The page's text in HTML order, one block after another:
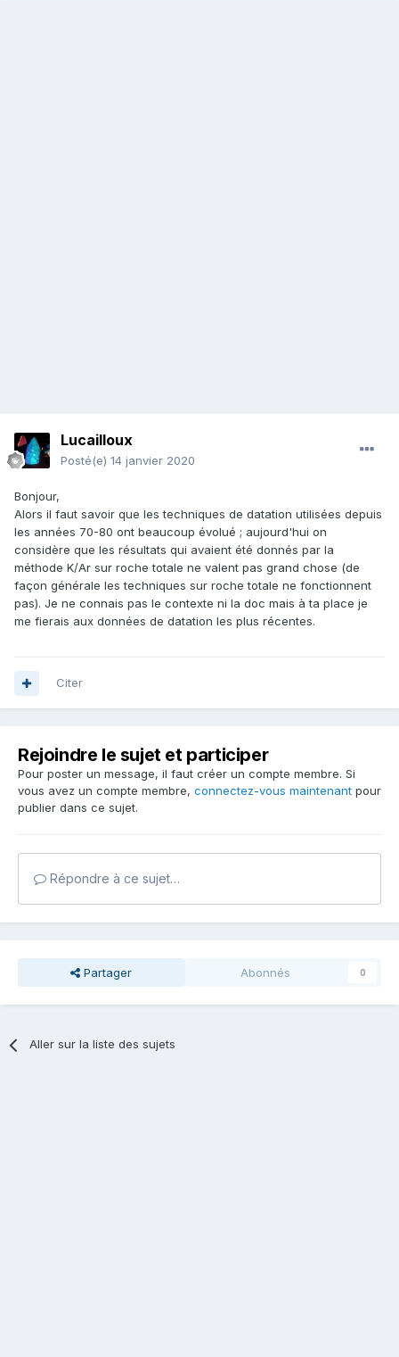
Lucailloux
Posté(e) 14 janvier 2020
Bonjour,
Alors il faut savoir que les techniques de datation utilisées depuis
les années 70-80 ont beaucoup évolué ; aujourd'hui on
considère que les résultats qui avaient été donnés par la
méthode K/Ar sur roche totale ne valent pas grand chose (de
façon générale les techniques sur roche totale ne fonctionnent
pas). Je ne connais pas le contexte ni la doc mais à ta place je
me fierais aux données de datation les plus récentes.
Citer
Rejoindre le sujet et participer
Pour poster un message, il faut créer un compte membre. Si
vous avez un compte membre, connectez-vous maintenant pour
publier dans ce sujet.
Répondre à ce sujet…
Partager Abonnés 0
Aller sur la liste des sujets